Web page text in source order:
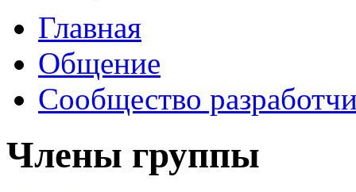
Главная
Общение
Сообщество
Члены группы